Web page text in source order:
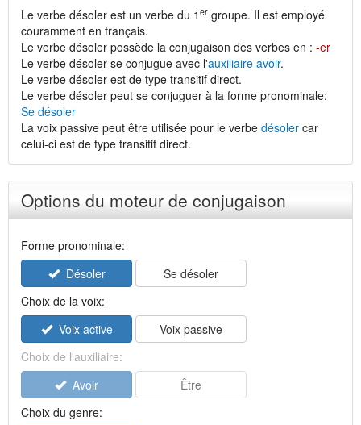
Le verbe désoler est un verbe du 1 er groupe. Il est employé
couramment en français.
Le verbe désoler possède la conjugaison des verbes en : -er
Le verbe désoler se conjugue avec l'auxiliaire avoir.
Le verbe désoler est de type transitif direct.
Le verbe désoler peut se conjuguer à la forme pronominale:
Se désoler
La voix passive peut être utilisée pour le verbe désoler car
celui-ci est de type transitif direct.
Options du moteur de conjugaison
Forme pronominale:
Désoler
Se désoler
Choix de la voix:
Voix active
Voix passive
Choix de l'auxiliaire:
Avoir
Être
Choix du genre: